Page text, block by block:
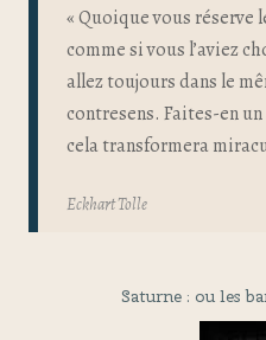
« Quoique vous réserve
comme si vous l’aviez
allez toujours dans le
contresens. Faites-en
cela transformera
Eckhart Tolle
Saturne : ou les